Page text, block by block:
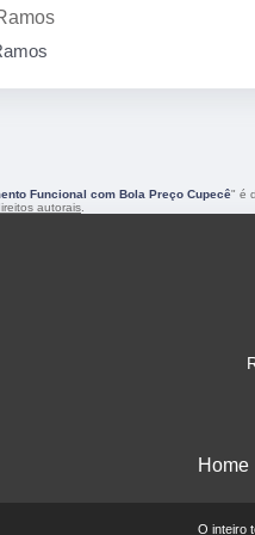
Funcional com Bola Preço Cupecê" é
autorais
Home
O inteiro